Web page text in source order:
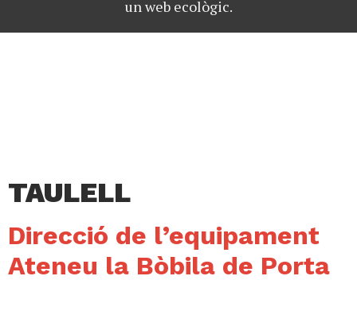
un web ecològic.
TAULELL
Direcció de l’equipament
Ateneu la Bòbila de Porta